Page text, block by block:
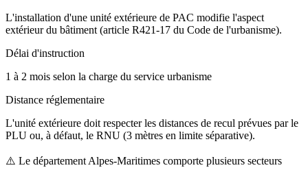
L'installation d'une unité extérieure de PAC modifie l'aspect
extérieur du bâtiment (article R421-17 du Code de l'urbanisme).
Délai d'instruction
1 à 2 mois selon la charge du service urbanisme
Distance réglementaire
L'unité extérieure doit respecter les distances de recul prévues par le
PLU ou, à défaut, le RNU (3 mètres en limite séparative).
⚠️ Le département Alpes-Maritimes comporte plusieurs secteurs